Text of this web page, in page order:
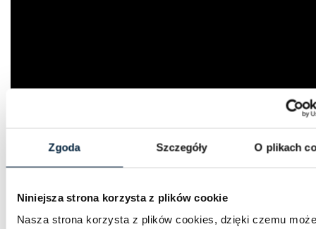
Zgoda Szczegóły O plikach
Niniejsza strona korzysta z plików cookie
Nasza strona korzysta z plików cookies, dzięki czemu